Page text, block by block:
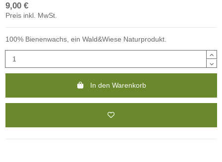
9,00 €
Preis inkl. MwSt.
100% Bienenwachs, ein Wald&Wiese Naturprodukt.
In den Warenkorb